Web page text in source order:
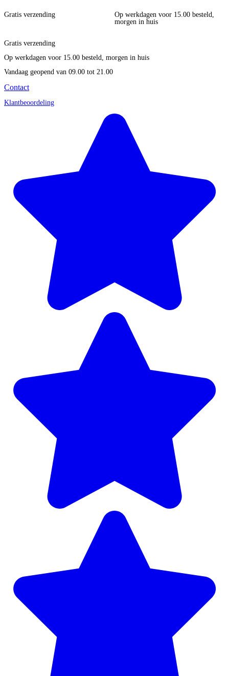
Gratis verzending
Op werkdagen voor 15.00 besteld,
morgen in huis
Gratis verzending
Op werkdagen voor 15.00 besteld, morgen in huis
Vandaag geopend van 09.00 tot 21.00
Contact
Klantbeoordeling